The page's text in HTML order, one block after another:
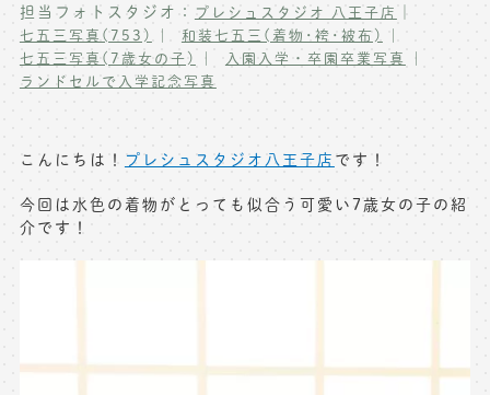
家族写真･記念写真撮影
ペット写真撮影
マタニティフォト撮影
フォトウェディング
写真商品一覧
出張撮影(鎌倉)
キャンペーン･限定プラン情報
無料会員登録
お問い合わせ窓口
担当フォトスタジオ： プレシュスタジオ 八王子店 ｜
七五三写真(753)
和装七五三(着物･袴･被布)
七五三写真(7歳女の子)
入園入学・卒園卒業写真
ランドセルで入学記念写真
こんにちは！ プレシュスタジオ八王子店 です！
今回は水色の着物がとっても似合う可愛い7歳女の子の紹
介です！